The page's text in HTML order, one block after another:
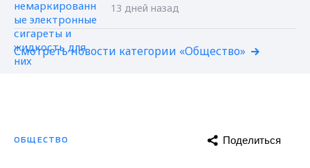
13 дней назад
Смотреть новости категории «Общество»
ОБЩЕСТВО Поделиться